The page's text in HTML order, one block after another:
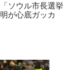
ソウル市長選挙
が心底ガッカ